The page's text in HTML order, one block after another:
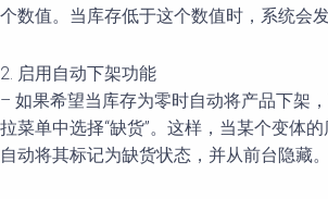
个数值。当库存低于这个数值时，系统会发
2. 启用自动下架功能
– 如果希望当库存为零时自动将产品下架
拉菜单中选择“缺货”。这样，当某个变体
自动将其标记为缺货状态，并从前台隐藏。